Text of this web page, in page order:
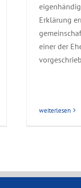
Erklärung
einer der
weiterlesen